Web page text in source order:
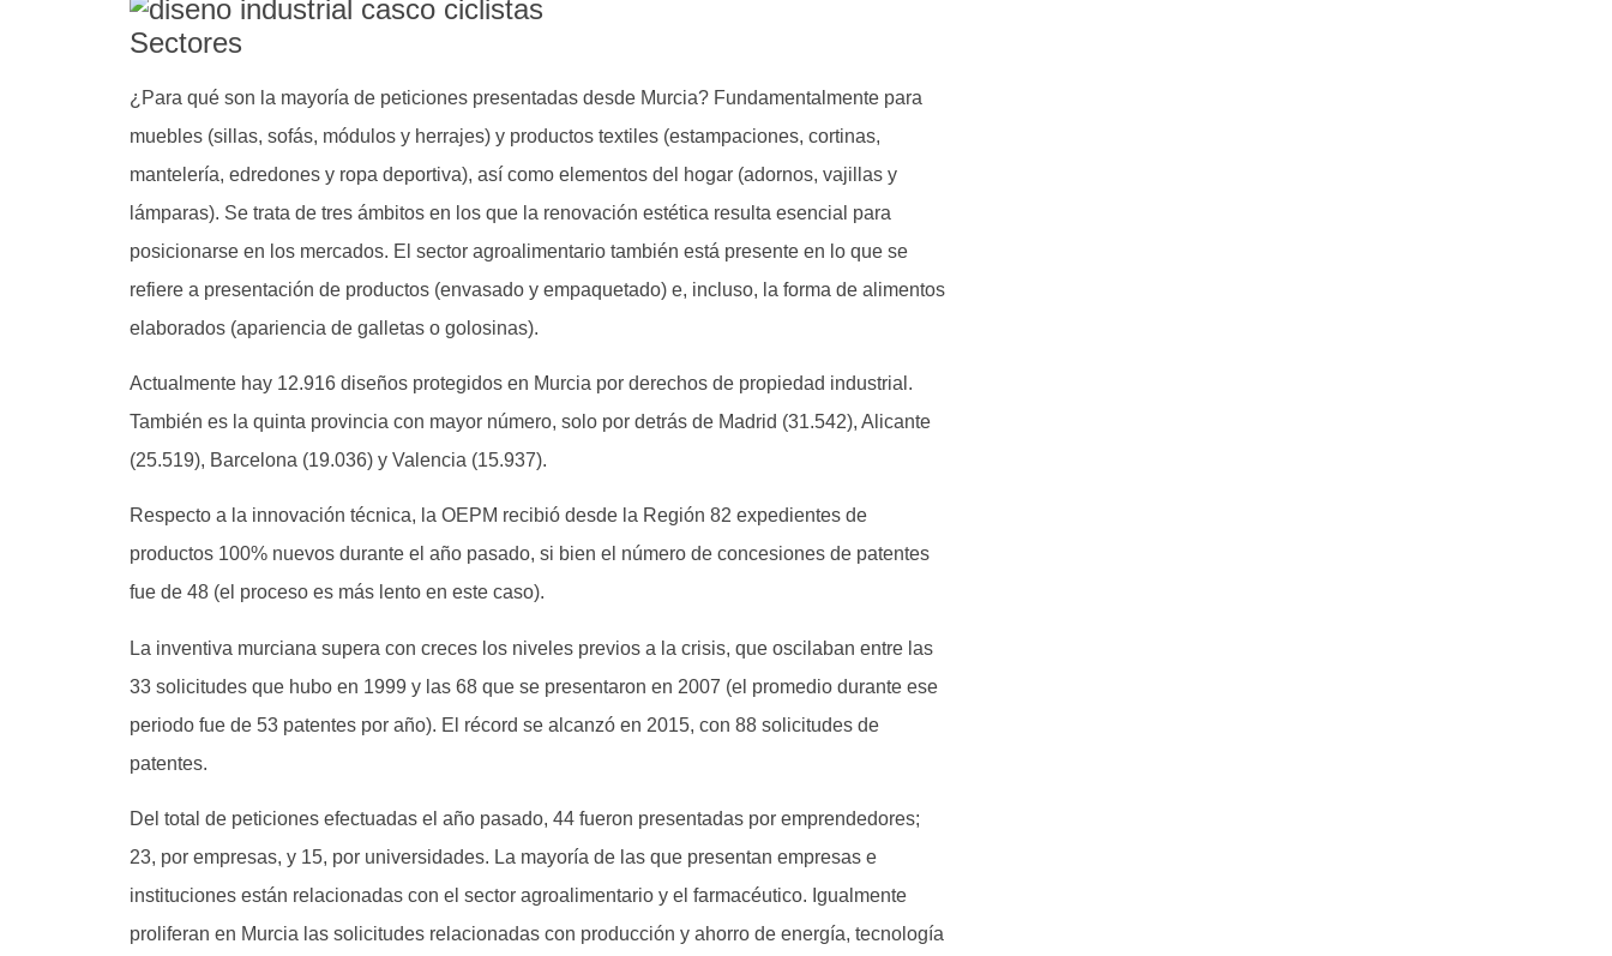
Sectores
¿Para qué son la mayoría de peticiones presentadas desde Murcia? Fundamentalmente para
muebles (sillas, sofás, módulos y herrajes) y productos textiles (estampaciones, cortinas,
mantelería, edredones y ropa deportiva), así como elementos del hogar (adornos, vajillas y
lámparas). Se trata de tres ámbitos en los que la renovación estética resulta esencial para
posicionarse en los mercados. El sector agroalimentario también está presente en lo que se
refiere a presentación de productos (envasado y empaquetado) e, incluso, la forma de alimentos
elaborados (apariencia de galletas o golosinas).
Actualmente hay 12.916 diseños protegidos en Murcia por derechos de propiedad industrial.
También es la quinta provincia con mayor número, solo por detrás de Madrid (31.542), Alicante
(25.519), Barcelona (19.036) y Valencia (15.937).
Respecto a la innovación técnica, la OEPM recibió desde la Región 82 expedientes de
productos 100% nuevos durante el año pasado, si bien el número de concesiones de patentes
fue de 48 (el proceso es más lento en este caso).
La inventiva murciana supera con creces los niveles previos a la crisis, que oscilaban entre las
33 solicitudes que hubo en 1999 y las 68 que se presentaron en 2007 (el promedio durante ese
periodo fue de 53 patentes por año). El récord se alcanzó en 2015, con 88 solicitudes de
patentes.
Del total de peticiones efectuadas el año pasado, 44 fueron presentadas por emprendedores;
23, por empresas, y 15, por universidades. La mayoría de las que presentan empresas e
instituciones están relacionadas con el sector agroalimentario y el farmacéutico. Igualmente
proliferan en Murcia las solicitudes relacionadas con producción y ahorro de energía, tecnología